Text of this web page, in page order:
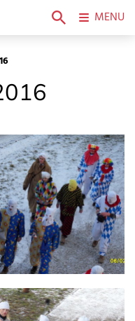
MENU